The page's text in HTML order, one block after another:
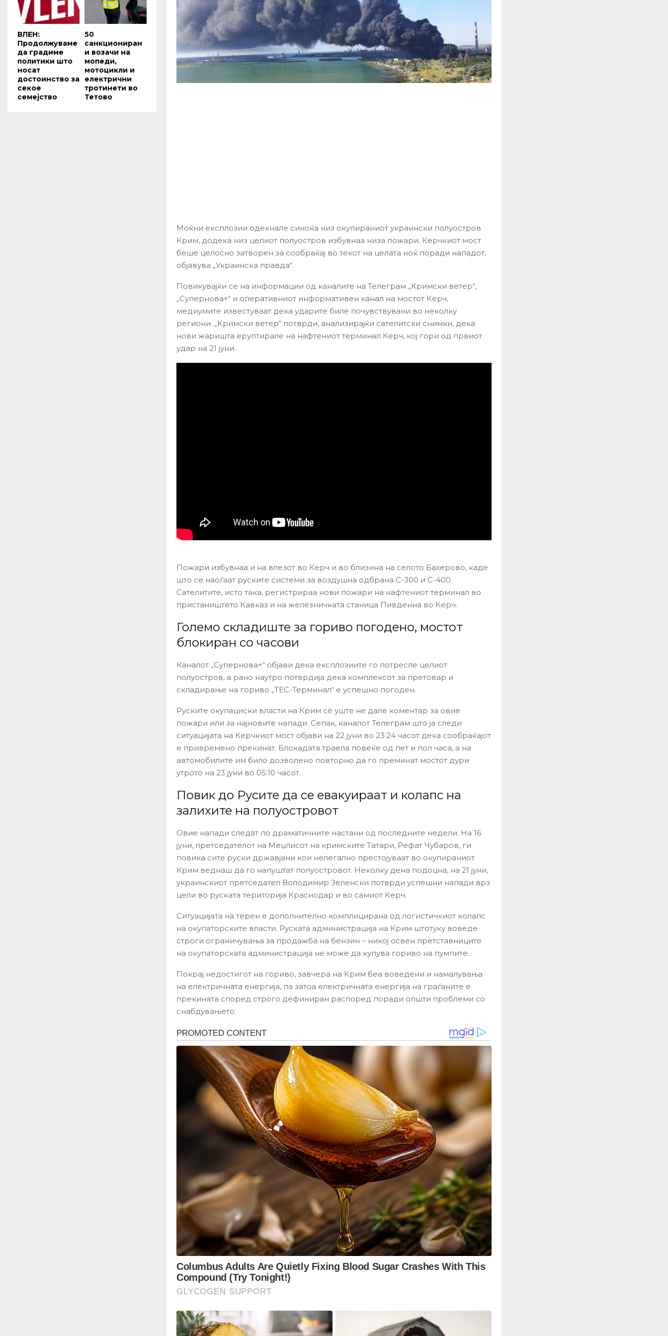
Mоќни експлозии одекнале синоќа низ окупираниот украински полуостров
Крим, додека низ целиот полуостров избувнаа низа пожари. Керчкиот мост
беше целосно затворен за сообраќај во текот на целата ноќ поради нападот,
објавува „Украинска правда“.
Повикувајќи се на информации од каналите на Телеграм „Кримски ветер“,
„Супернова+“ и оперативниот информативен канал на мостот Керч,
медиумите известуваат дека ударите биле почувствувани во неколку
региони. „Кримски ветер“ потврди, анализирајќи сателитски снимки, дека
нови жаришта еруптирале на нафтениот терминал Керч, кој гори од првиот
удар на 21 јуни.
Пожари избувнаа и на влезот во Керч и во близина на селото Бахерово, каде
што се наоѓаат руските системи за воздушна одбрана С-300 и С-400.
Сателитите, исто така, регистрираа нови пожари на нафтениот терминал во
пристаништето Кавказ и на железничката станица Пивденна во Керч.
Големо складиште за гориво погодено, мостот
блокиран со часови
Каналот „Супернова+“ објави дека експлозиите го потресле целиот
полуостров, а рано наутро потврдија дека комплексот за претовар и
складирање на гориво „ТЕС-Терминал“ е успешно погоден.
Руските окупациски власти на Крим сè уште не дале коментар за овие
пожари или за најновите напади. Сепак, каналот Телеграм што ја следи
ситуацијата на Керчкиот мост објави на 22 јуни во 23:24 часот дека сообраќајот
е привремено прекинат. Блокадата траела повеќе од пет и пол часа, а на
автомобилите им било дозволено повторно да го преминат мостот дури
утрото на 23 јуни во 05:10 часот.
Повик до Русите да се евакуираат и колапс на
залихите на полуостровот
Овие напади следат по драматичните настани од последните недели. На 16
јуни, претседателот на Меџлисот на кримските Татари, Рефат Чубаров, ги
повика сите руски државјани кои нелегално престојуваат во окупираниот
Крим веднаш да го напуштат полуостровот. Неколку дена подоцна, на 21 јуни,
украинскиот претседател Володимир Зеленски потврди успешни напади врз
цели во руската територија Краснодар и во самиот Керч.
Ситуацијата на терен е дополнително комплицирана од логистичкиот колапс
на окупаторските власти. Руската администрација на Крим штотуку воведе
строги ограничувања за продажба на бензин – никој освен претставниците
на окупаторската администрација не може да купува гориво на пумпите.
Покрај недостигот на гориво, завчера на Крим беа воведени и намалувања
на електричната енергија, па затоа електричната енергија на граѓаните е
прекината според строго дефиниран распоред поради општи проблеми со
снабдувањето.
ВЛЕН:
Продолжуваме
да градиме
политики што
носат
достоинство за
секое
семејство
50
санкциониран
и возачи на
мопеди,
мотоцикли и
електрични
тротинети во
Тетово